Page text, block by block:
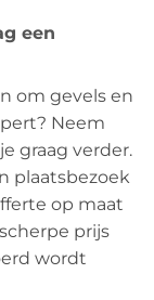
een
om gevels en
Neem
graag verder.
plaatsbezoek
op maat
prijs
wordt